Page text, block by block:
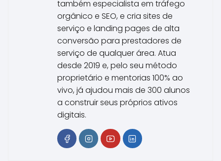
também especialista em tráfego
orgânico e SEO, e cria sites de
serviço e landing pages de alta
conversão para prestadores de
serviço de qualquer área. Atua
desde 2019 e, pelo seu método
proprietário e mentorias 100% ao
vivo, já ajudou mais de 300 alunos
a construir seus próprios ativos
digitais.